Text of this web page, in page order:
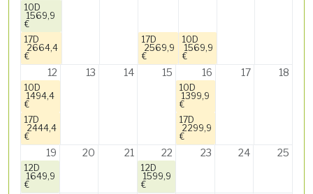
10D
1569,9
€
17D
2664,4
€
17D
2569,9
€
10D
1569,9
€
12
10D
1494,4
€
17D
2444,4
€
13 14 15 16
10D
1399,9
€
17D
2299,9
€
17 18
19
12D
1649,9
€
20 21 22
12D
1599,9
€
23 24 25